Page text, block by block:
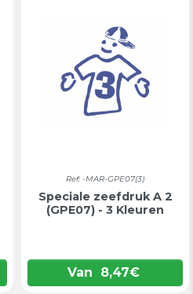
Ref: -MAR-GPE07(3)
Speciale zeefdruk A 2
(GPE07) - 3 Kleuren
Van 8,47€